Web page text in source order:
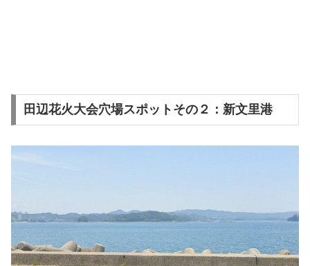
田辺花火大会穴場スポットその２：新文里港